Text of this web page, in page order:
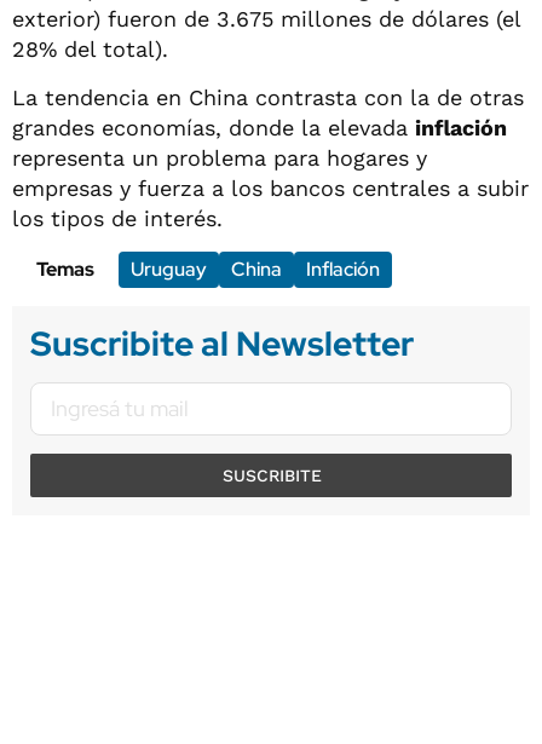
exterior) fueron de 3.675 millones de dólares (el
28% del total).
La tendencia en China contrasta con la de otras
grandes economías, donde la elevada inflación
representa un problema para hogares y
empresas y fuerza a los bancos centrales a subir
los tipos de interés.
Temas
Uruguay China Inflación
Suscribite al Newsletter
SUSCRIBITE